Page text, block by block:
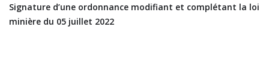
Signature d’une ordonnance modifiant et complétant la loi
minière du 05 juillet 2022